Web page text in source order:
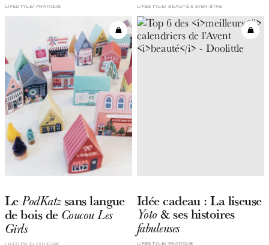
LIFESTYLE PRATIQUE BEAUTÉ & BIEN-ÊTRE
LIFESTYLE
LePodKatzsans langue
de bois de Coucou Les
Girls
CULTURE
LIFESTYLE
Idée cadeau : La liseuse
Yoto & ses histoires
fabuleuses
LIFESTYLE PRATIQUE